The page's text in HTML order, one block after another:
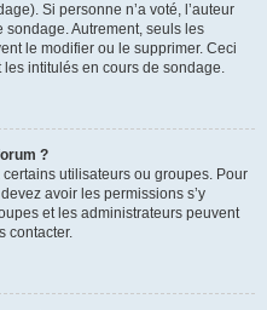
Si personne n’a voté, l’auteur
Autrement, seuls les
le modifier ou le supprimer. Ceci
intitulés en cours de sondage.
?
utilisateurs ou groupes. Pour
avoir les permissions s’y
et les administrateurs peuvent
contacter.